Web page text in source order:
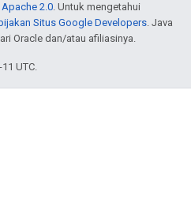
2.0. Untuk mengetahui
Situs Google Developers. Java
Oracle dan/atau afiliasinya.
UTC.